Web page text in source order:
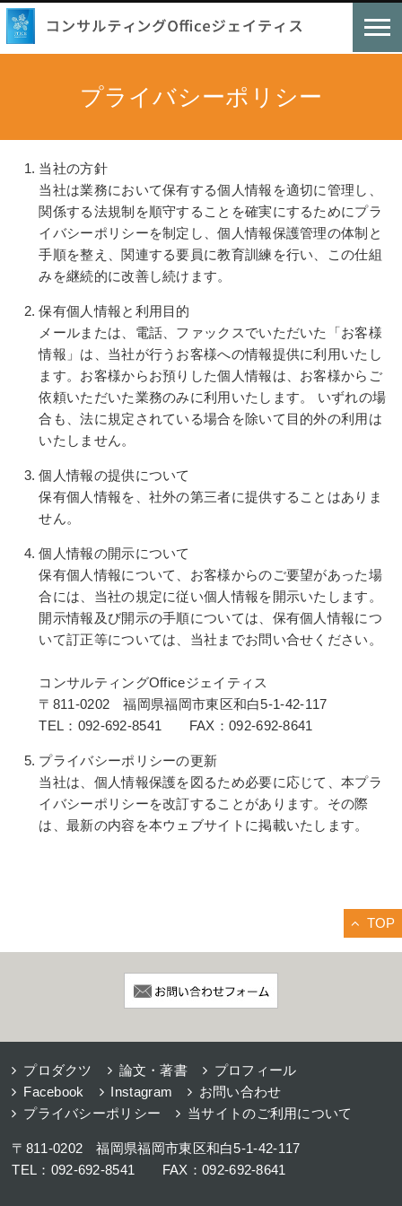
プライバシーポリシー
当社の方針
当社は業務において保有する個人情報を適切に管理し、
関係する法規制を順守することを確実にするためにプラ
イバシーポリシーを制定し、個人情報保護管理の体制と
手順を整え、関連する要員に教育訓練を行い、この仕組
みを継続的に改善し続けます。
保有個人情報と利用目的
メールまたは、電話、ファックスでいただいた「お客様
情報」は、当社が行うお客様への情報提供に利用いたし
ます。お客様からお預りした個人情報は、お客様からご
依頼いただいた業務のみに利用いたします。 いずれの場
合も、法に規定されている場合を除いて目的外の利用は
いたしません。
個人情報の提供について
保有個人情報を、社外の第三者に提供することはありま
せん。
個人情報の開示について
保有個人情報について、お客様からのご要望があった場
合には、当社の規定に従い個人情報を開示いたします。
開示情報及び開示の手順については、保有個人情報につ
いて訂正等については、当社までお問い合せください。
コンサルティングOfficeジェイティス
〒811-0202 福岡県福岡市東区和白5-1-42-117
TEL：092-692-8541 FAX：092-692-8641
プライバシーポリシーの更新
当社は、個人情報保護を図るため必要に応じて、本プラ
イバシーポリシーを改訂することがあります。その際
は、最新の内容を本ウェブサイトに掲載いたします。
TOP
プロダクツ 論文・著書
プロフィール
Facebook
Instagram
お問い合わせ
プライバシーポリシー
当サイトのご利用について
〒811-0202 福岡県福岡市東区和白5-1-42-117
TEL：092-692-8541 FAX：092-692-8641